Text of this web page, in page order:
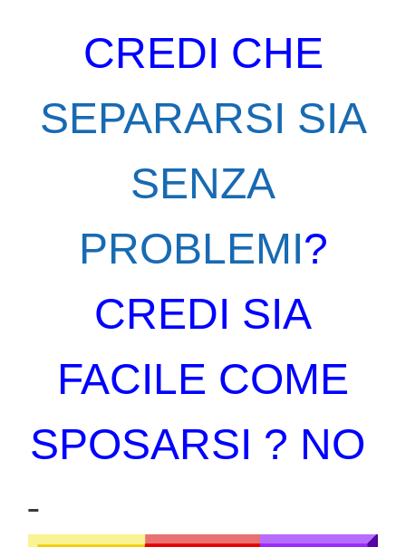
CREDI CHE
SEPARARSI SIA
SENZA
PROBLEMI?
CREDI SIA
FACILE COME
SPOSARSI ? NO